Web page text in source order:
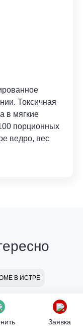
Токсичная
в мягкие
порционных
ведро, вес
В ИСТРЕ
Заявка